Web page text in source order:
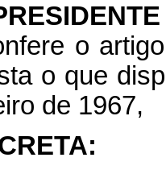
o
o que
de 1967,